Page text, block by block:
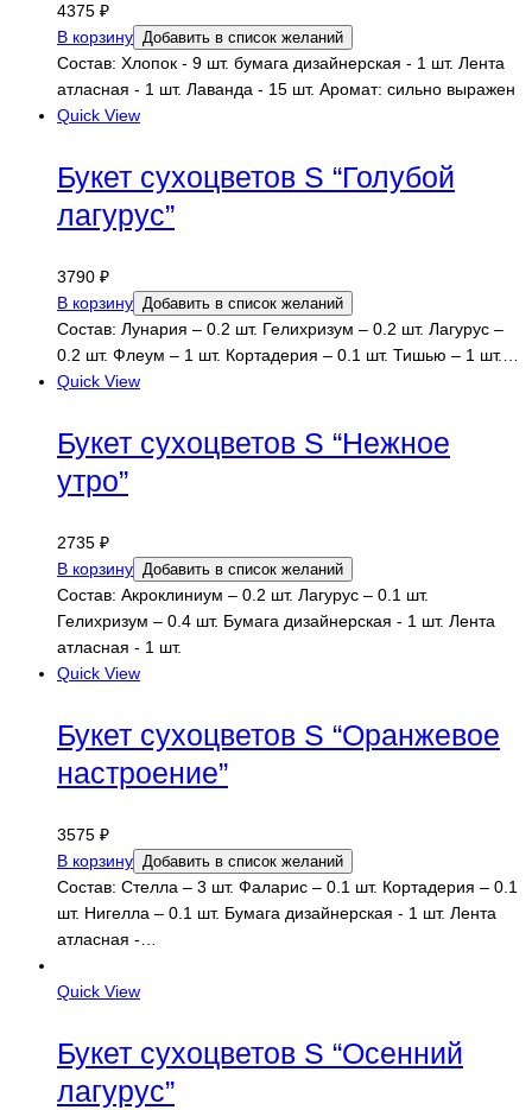
4375 ₽
В корзину Добавить в список желаний
Состав: Хлопок - 9 шт. бумага дизайнерская - 1 шт. Лента
атласная - 1 шт. Лаванда - 15 шт. Аромат: сильно выражен
Quick View
Букет сухоцветов S “Голубой
лагурус”
3790 ₽
В корзину Добавить в список желаний
Состав: Лунария – 0.2 шт. Гелихризум – 0.2 шт. Лагурус –
0.2 шт. Флеум – 1 шт. Кортадерия – 0.1 шт. Тишью – 1 шт.…
Quick View
Букет сухоцветов S “Нежное
утро”
2735 ₽
В корзину Добавить в список желаний
Состав: Акроклиниум – 0.2 шт. Лагурус – 0.1 шт.
Гелихризум – 0.4 шт. Бумага дизайнерская - 1 шт. Лента
атласная - 1 шт.
Quick View
Букет сухоцветов S “Оранжевое
настроение”
3575 ₽
В корзину Добавить в список желаний
Состав: Стелла – 3 шт. Фаларис – 0.1 шт. Кортадерия – 0.1
шт. Нигелла – 0.1 шт. Бумага дизайнерская - 1 шт. Лента
атласная -…
Quick View
Букет сухоцветов S “Осенний
лагурус”